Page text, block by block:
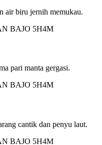
air biru jernih memukau.
pari manta gergasi.
cantik dan penyu laut.